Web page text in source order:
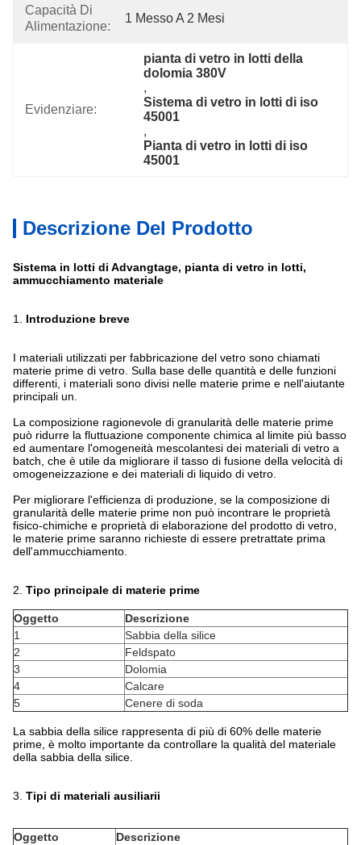
Capacità Di
Alimentazione:
1 Messo A 2 Mesi
Evidenziare:
pianta di vetro in lotti della
dolomia 380V
,
Sistema di vetro in lotti di iso
45001
,
Pianta di vetro in lotti di iso
45001
Descrizione Del Prodotto
Sistema in lotti di Advangtage, pianta di vetro in lotti,
ammucchiamento materiale
1. Introduzione breve
I materiali utilizzati per fabbricazione del vetro sono chiamati
materie prime di vetro. Sulla base delle quantità e delle funzioni
differenti, i materiali sono divisi nelle materie prime e nell'aiutante
principali un.
La composizione ragionevole di granularità delle materie prime
può ridurre la fluttuazione componente chimica al limite più basso
ed aumentare l'omogeneità mescolantesi dei materiali di vetro a
batch, che è utile da migliorare il tasso di fusione della velocità di
omogeneizzazione e dei materiali di liquido di vetro.
Per migliorare l'efficienza di produzione, se la composizione di
granularità delle materie prime non può incontrare le proprietà
fisico-chimiche e proprietà di elaborazione del prodotto di vetro,
le materie prime saranno richieste di essere pretrattate prima
dell'ammucchiamento.
2. Tipo principale di materie prime
Oggetto
Descrizione
1
Sabbia della silice
2
Feldspato
3
Dolomia
4
Calcare
5
Cenere di soda
La sabbia della silice rappresenta di più di 60% delle materie
prime, è molto importante da controllare la qualità del materiale
della sabbia della silice.
3. Tipi di materiali ausiliarii
Oggetto Descrizione